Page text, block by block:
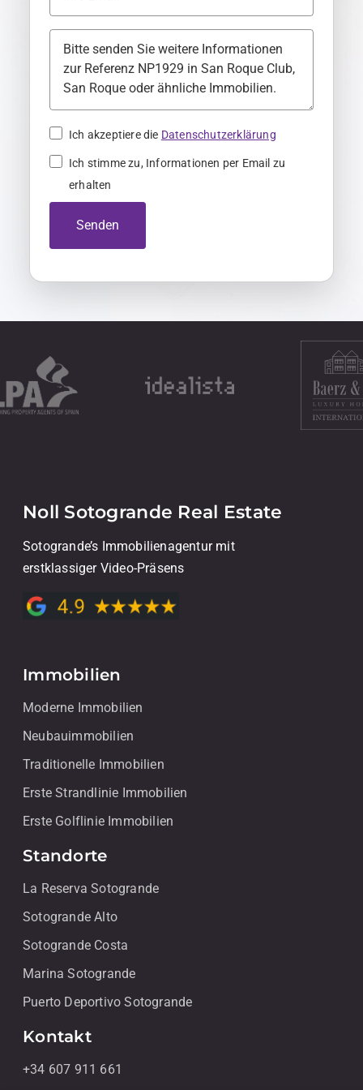
m
n
y
Ich akzeptiere die Datenschutzerklärung
Ich stimme zu, Informationen per Email zu
erhalten
Senden
Noll Sotogrande Real Estate
Sotogrande’s Immobilienagentur mit
erstklassiger Video-Präsens
Immobilien
Moderne Immobilien
Neubauimmobilien
Traditionelle Immobilien
Erste Strandlinie Immobilien
Erste Golflinie Immobilien
Standorte
La Reserva Sotogrande
Sotogrande Alto
Sotogrande Costa
Marina Sotogrande
Puerto Deportivo Sotogrande
Kontakt
+34 607 911 661